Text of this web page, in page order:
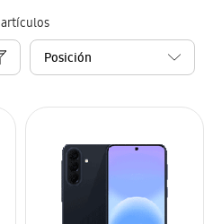
artículos